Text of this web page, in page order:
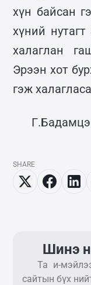
хүн байсан
хүний
халаглан
Эрээн хот
гэж
SHARE
Шинэ
Та и-
сайтын бүх